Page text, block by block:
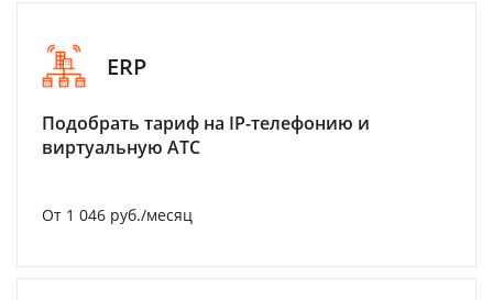
ERP
Подобрать тариф на IP-телефонию и
виртуальную АТС
От 1 046 руб./месяц